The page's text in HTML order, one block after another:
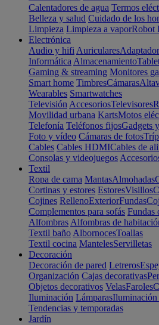
Calentadores de agua Termos
Belleza y salud Cuidado de los
Limpieza Limpieza a vaporRobot
Electrónica
Audio y hifi Auriculares
Informática Almacenamiento
Gaming & streaming Monitores
Smart home TimbresCámaras
Wearables Smartwatches
Televisión AccesoriosTelevisores
Movilidad urbana KartsMotos
Telefonía Teléfonos fijosGadgets
Foto y vídeo Cámaras de fotos
Cables Cables HDMICables de
Consolas y videojuegos
Textil
Ropa de cama MantasAlmohadas
Cortinas y estores EstoresVisillos
Cojines RellenoExteriorFundas
Complementos para sofás Fundas
Alfombras Alfombras de
Textil baño AlbornocesToallas
Textil cocina MantelesServilletas
Decoración
Decoración de pared Letreros
Organización Cajas decorativas
Objetos decorativos VelasFaroles
Iluminación LámparasIluminación
Tendencias y temporadas
Jardín